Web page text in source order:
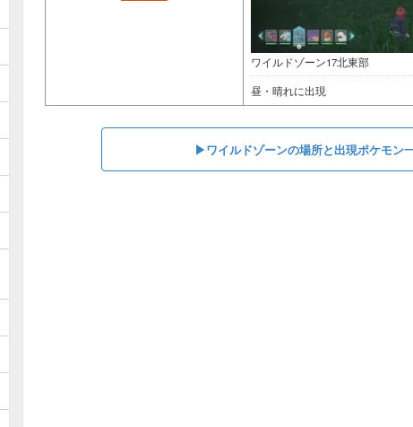
ワイルドゾーン17北東部
昼・晴れに出現
▶︎ワイルドゾーンの場所と出現ポケモン